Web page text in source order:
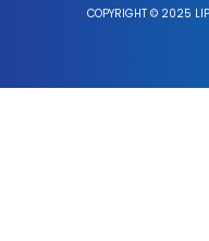
COPYRIGHT © 2025